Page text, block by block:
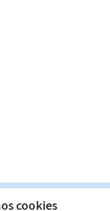
se presentó
cookies